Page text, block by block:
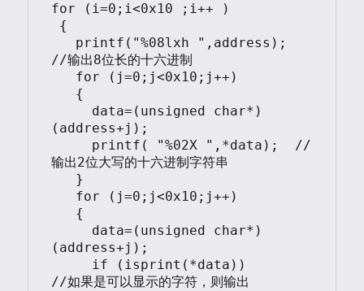
for (i=0;i<0x10 ;i++ )
//输出8位长的十六进制
(address+j);
输出2位大写的十六进制字符串
(address+j);
//如果是可以显示的字符，则输出